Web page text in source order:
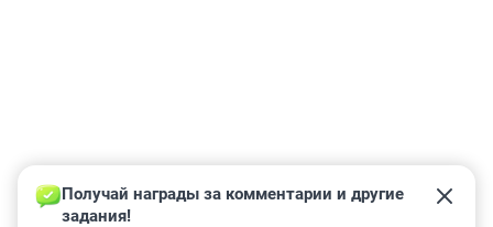
Получай награды за комментарии и другие
задания!